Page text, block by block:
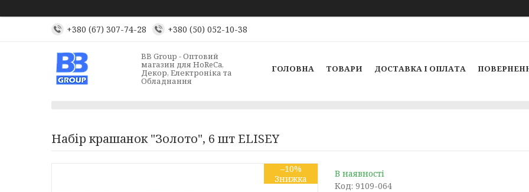
+380 (67) 307-74-28 +380 (50) 052-10-38
BB Group - Оптовий
магазин для HoReCa,
Декор, Електроніка та
Обладнання
ГОЛОВНА ТОВАРИ ДОСТАВКА І ОПЛАТА
Набір крашанок "Золото", 6 шт ELISEY
–10%
В наявності
Код: 9109-064